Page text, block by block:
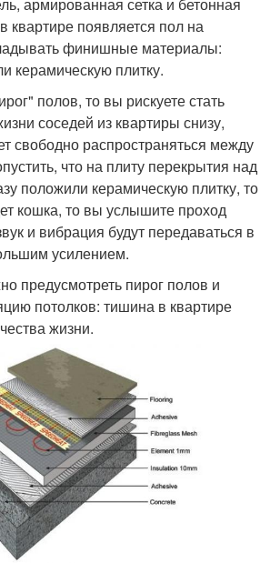
квартире появляется пол на
финишные материалы:
керамическую плитку.
полов, то вы рискуете стать
соседей из квартиры снизу,
свободно распространяться между
что на плиту перекрытия над
положили керамическую плитку, то
кошка, то вы услышите проход
и вибрация будут передаваться в
усилением.
предусмотреть пирог полов и
потолков: тишина в квартире
жизни.